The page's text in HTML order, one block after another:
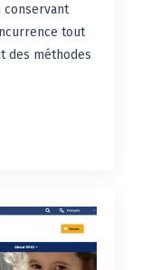
tout
des méthodes